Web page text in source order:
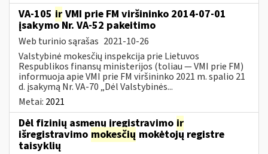
VA-105 ir VMI prie FM viršininko 2014-07-01
įsakymo Nr. VA-52 pakeitimo
Web turinio sąrašas 2021-10-26
Valstybinė mokesčių inspekcija prie Lietuvos
Respublikos finansų ministerijos (toliau ― VMI prie FM)
informuoja apie VMI prie FM viršininko 2021 m. spalio 21
d. įsakymą Nr. VA-70 „Dėl Valstybinės...
Metai: 2021
Dėl fizinių asmenų įregistravimo ir
išregistravimo mokesčių mokėtojų registre
taisyklių